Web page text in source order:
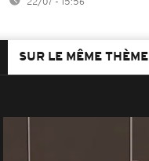
22/07 - 15:56
SUR LE MÊME THÈME